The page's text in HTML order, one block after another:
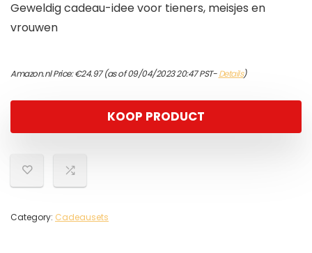
Geweldig cadeau-idee voor tieners, meisjes en
vrouwen
Amazon.nl Price:€24.97(as of 09/04/2023 20:47 PST-Details)
KOOP PRODUCT
Category: Cadeausets